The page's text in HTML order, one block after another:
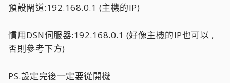
預設閘道:192.168.0.1 (主機的IP)
慣用DSN伺服器:192.168.0.1 (好像主機的IP也可以 ,
否則參考下方)
PS.設定完後一定要從開機